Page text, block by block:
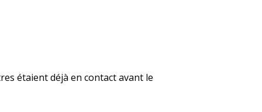
étaient déjà en contact avant le